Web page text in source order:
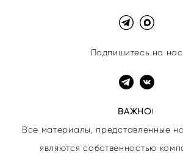
Подпишитесь на нас
ВАЖНО!
Все материалы, представленные
являются собственностью